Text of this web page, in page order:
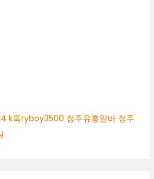
k톡ryboy3500 청주유흥알바 청주